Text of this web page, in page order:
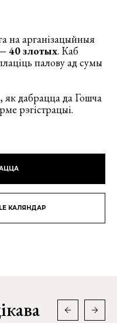
на арганізацыйныя
40 злотых. Каб
палову ад сумы
дабрацца да Гошча
рэгістрацыі.
КАЛЯНДАР